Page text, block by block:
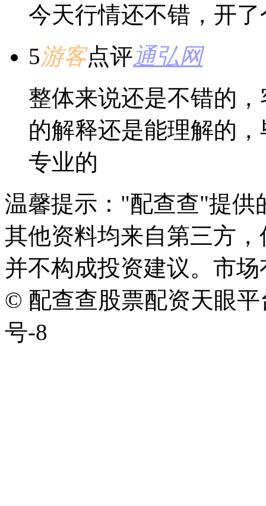
今天行情还不错，开
5游客点评通弘网
整体来说还是不错的
的解释还是能理解的
专业的
温馨提示："配查查"提供
其他资料均来自第三方
并不构成投资建议。市
© 配查查股票配资天眼平
号-8